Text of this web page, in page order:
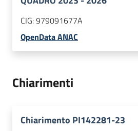
CIG:979091677A
OpenData ANAC
Chiarimenti
Chiarimento PI142281-23